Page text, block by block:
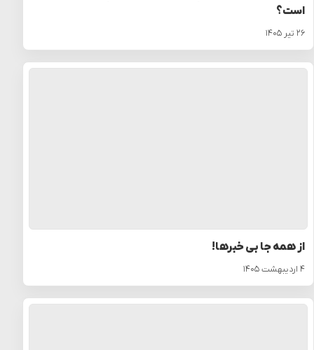
است؟
۲۶ تیر ۱۴۰۵
از همه جا بی خبرها!
۴ اردیبهشت ۱۴۰۵